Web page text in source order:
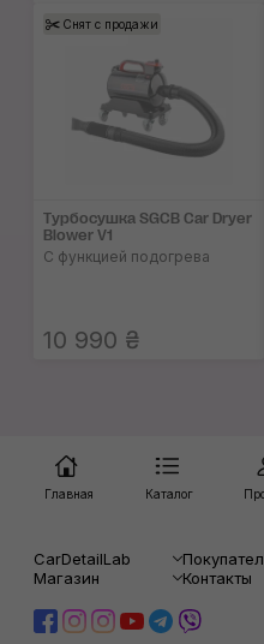
Снят с продажи
Турбосушка SGCB Car Dryer
Blower V1
С функцией подогрева
10 990 ₴
Главная Каталог
CarDetailLab
Магазин
Контакты